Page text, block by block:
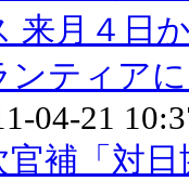
来月４日
ンティア
04-21
官補「対